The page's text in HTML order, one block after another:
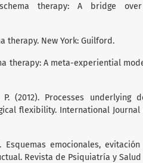
schema therapy: A bridge
therapy. New York: Guilford.
therapy: A meta-experiential
(2012). Processes underlying
flexibility. International Journal
Esquemas emocionales,
Revista de Psiquiatría y Salud